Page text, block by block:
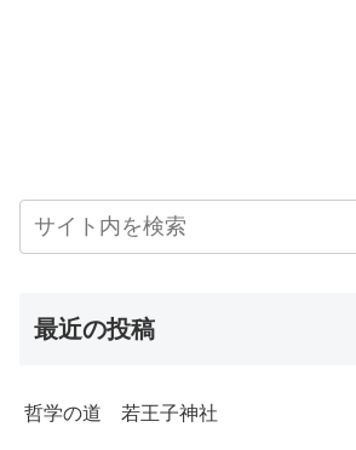
最近の投稿
哲学の道 若王子神社